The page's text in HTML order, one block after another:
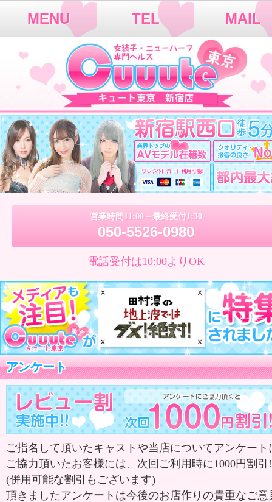
営業時間11:00～最終受付1:30
050-5526-0980
電話受付は10:00よりOK
アンケート
ご指名して頂いたキャストや当店についてアンケート
ご協力頂いたお客様には、次回ご利用時に1000円割引
(併用可能な割引もございます)
頂きましたアンケートは今後のお店作りの貴重なご意
MENU TEL MAIL